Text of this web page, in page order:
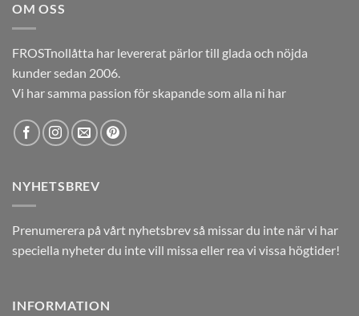
OM OSS
FROSTnollåtta har levererat pärlor till glada och nöjda
kunder sedan 2006.
Vi har samma passion för skapande som alla ni har
NYHETSBREV
Prenumerera på vårt nyhetsbrev så missar du inte när vi har
speciella nyheter du inte vill missa eller rea vi vissa högtider!
INFORMATION